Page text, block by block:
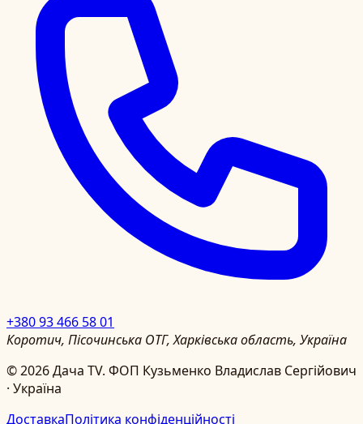
+380 93 466 58 01
Коротич, Пісочинська ОТГ, Харківська область, Україна
©2026Дача TV. ФОП Кузьменко Владислав Сергійович
· Україна
ДоставкаПолітика конфіденційності